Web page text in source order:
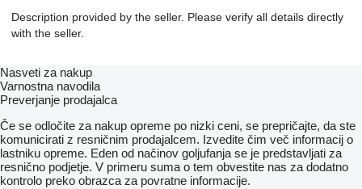
Description provided by the seller. Please verify all details directly
with the seller.
Nasveti za nakup
Varnostna navodila
Preverjanje prodajalca
Če se odločite za nakup opreme po nizki ceni, se prepričajte, da ste
komunicirati z resničnim prodajalcem. Izvedite čim več informacij o
lastniku opreme. Eden od načinov goljufanja se je predstavljati za
resnično podjetje. V primeru suma o tem obvestite nas za dodatno
kontrolo preko obrazca za povratne informacije.